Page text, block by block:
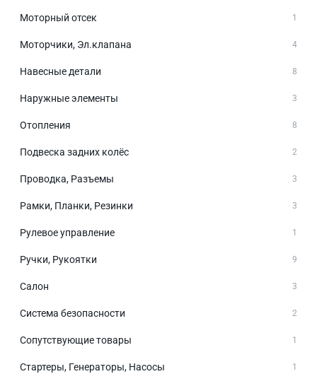
Моторный отсек 1
Моторчики, Эл.клапана 4
Навесные детали 8
Наружные элементы 3
Отопления 8
Подвеска задних колёс 2
Проводка, Разъемы 3
Рамки, Планки, Резинки 3
Рулевое управление 1
Ручки, Рукоятки 9
Салон 3
Система безопасности 2
Сопутствующие товары 1
Стартеры, Генераторы, Насосы 1